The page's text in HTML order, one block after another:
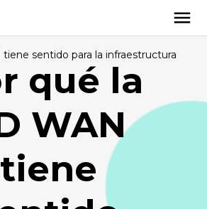
qué la
WAN
tiene
sentido para la infraestructura